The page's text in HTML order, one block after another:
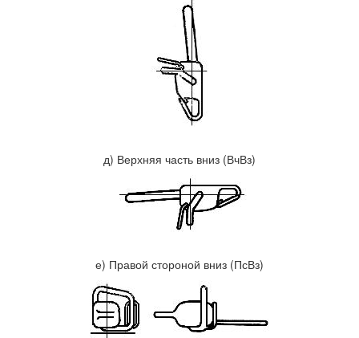
д) Верхняя часть вниз (ВчВз)
е) Правой стороной вниз (ПсВз)